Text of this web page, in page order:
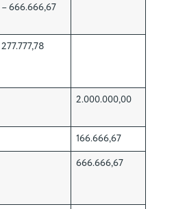
– 666.666,67
277.777,78
2.000.000,00
166.666,67
666.666,67